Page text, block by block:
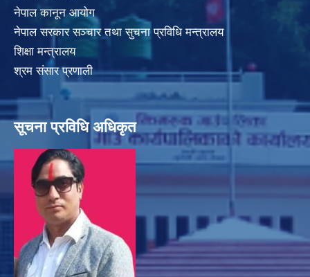
नेपाल कानून आयोग
नेपाल सरकार सञ्चार तथा सुचना प्रविधि मन्त्रालय
शिक्षा मन्त्रालय
श्रम संसार प्रणाली
सूचना प्रविधि अधिकृत